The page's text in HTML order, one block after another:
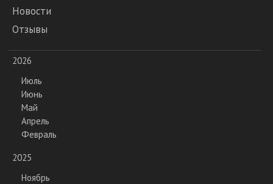
Новости
Отзывы
2026
Июль
Июнь
Май
Апрель
Февраль
2025
Ноябрь